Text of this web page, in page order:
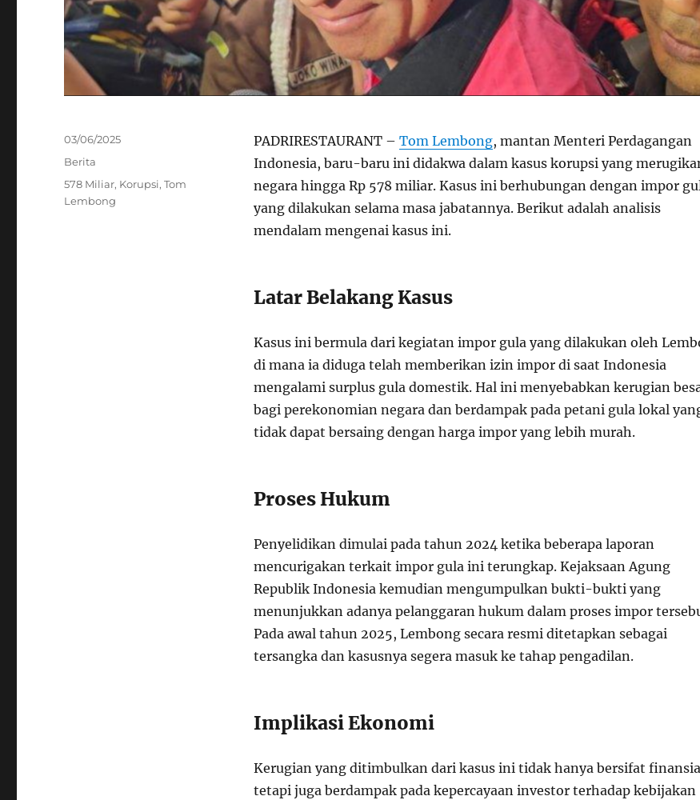
PADRIRESTAURANT – Tom Lembong, mantan Menteri Perdagangan
Indonesia, baru-baru ini didakwa dalam kasus korupsi yang
negara hingga Rp 578 miliar. Kasus ini berhubungan dengan impor
yang dilakukan selama masa jabatannya. Berikut adalah analisis
mendalam mengenai kasus ini.
Latar Belakang Kasus
Kasus ini bermula dari kegiatan impor gula yang dilakukan oleh
di mana ia diduga telah memberikan izin impor di saat Indonesia
mengalami surplus gula domestik. Hal ini menyebabkan kerugian
bagi perekonomian negara dan berdampak pada petani gula lokal
tidak dapat bersaing dengan harga impor yang lebih murah.
Proses Hukum
Penyelidikan dimulai pada tahun 2024 ketika beberapa laporan
mencurigakan terkait impor gula ini terungkap. Kejaksaan Agung
Republik Indonesia kemudian mengumpulkan bukti-bukti yang
menunjukkan adanya pelanggaran hukum dalam proses impor
Pada awal tahun 2025, Lembong secara resmi ditetapkan sebagai
tersangka dan kasusnya segera masuk ke tahap pengadilan.
Implikasi Ekonomi
Kerugian yang ditimbulkan dari kasus ini tidak hanya bersifat
tetapi juga berdampak pada kepercayaan investor terhadap kebijakan
Posted
03/06/2025
Categories
Berita
Tags
578 Miliar, Korupsi,Tom
Lembong